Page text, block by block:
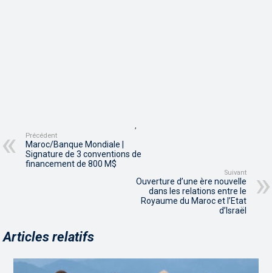
Précédent
Maroc/Banque Mondiale |
Signature de 3 conventions de
financement de 800 M$
Suivant
Ouverture d’une ère nouvelle
dans les relations entre le
Royaume du Maroc et l’Etat
d’Israël
Articles relatifs